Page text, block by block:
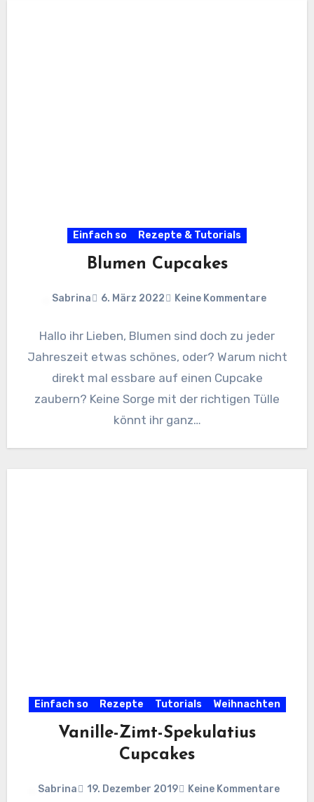
Einfach so Rezepte & Tutorials
Blumen Cupcakes
Sabrina 6. März 2022 Keine Kommentare
Hallo ihr Lieben, Blumen sind doch zu jeder
Jahreszeit etwas schönes, oder? Warum nicht
direkt mal essbare auf einen Cupcake
zaubern? Keine Sorge mit der richtigen Tülle
könnt ihr ganz…
Einfach so Rezepte Tutorials Weihnachten
Vanille-Zimt-Spekulatius
Cupcakes
Sabrina 19. Dezember 2019 Keine Kommentare